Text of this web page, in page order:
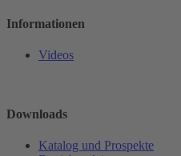
Informationen
Videos
Downloads
Katalog und Prospekte